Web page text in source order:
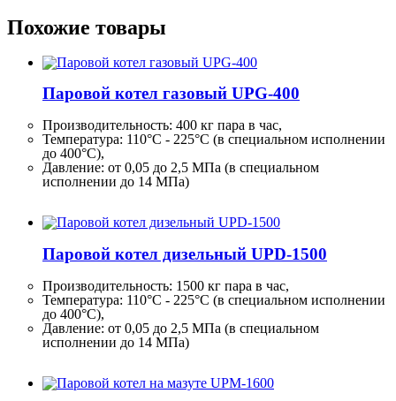
Похожие товары
Паровой котел газовый UPG-400
Производительность: 400 кг пара в час,
Температура: 110°C - 225°C (в специальном исполнении
до 400°C),
Давление: от 0,05 до 2,5 МПа (в специальном
исполнении до 14 МПа)
Паровой котел дизельный UPD-1500
Производительность: 1500 кг пара в час,
Температура: 110°C - 225°C (в специальном исполнении
до 400°C),
Давление: от 0,05 до 2,5 МПа (в специальном
исполнении до 14 МПа)